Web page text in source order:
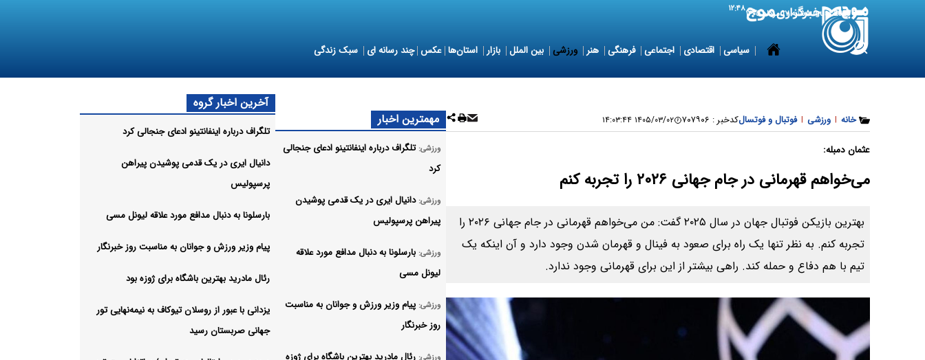
8 August 2026 شنبه ۱۷ مرداد ۱۴۰۵ ۱۲:۴۸
سیاسی اقتصادی اجتماعی فرهنگی هنر ورزشی بین الملل بازار استان‌ها عکس چند رسانه ای سبک زندگی
خانه | ورزشی | فوتبال و فوتسالکدخبر : ۷۰۷۹۰۶ ۱۴۰۵/۰۳/۰۲ ۱۴:۰۳:۴۴
عثمان دمبله:
می‌خواهم قهرمانی در جام جهانی ۲۰۲۶ را تجربه کنم
بهترین بازیکن فوتبال جهان در سال ۲۰۲۵ گفت: من می‌خواهم قهرمانی در جام جهانی ۲۰۲۶ را
تجربه کنم. به نظر تنها یک راه برای صعود به فینال و قهرمان شدن وجود دارد و آن اینکه یک
تیم با هم دفاع و حمله کند. راهی بیشتر از این برای قهرمانی وجود ندارد.
مهمترین اخبار
ورزشی: تلگراف درباره اینفانتینو ادعای جنجالی
کرد
ورزشی: دانیال ایری در یک قدمی پوشیدن
پیراهن پرسپولیس
ورزشی: بارسلونا به دنبال مدافع مورد علاقه
لیونل مسی
ورزشی: پیام وزیر ورزش و جوانان به مناسبت
روز خبرنگار
ورزشی: رئال مادرید بهترین باشگاه برای ژوزه
آخرین اخبار گروه
تلگراف درباره اینفانتینو ادعای جنجالی کرد
دانیال ایری در یک قدمی پوشیدن پیراهن
پرسپولیس
بارسلونا به دنبال مدافع مورد علاقه لیونل مسی
پیام وزیر ورزش و جوانان به مناسبت روز خبرنگار
رئال مادرید بهترین باشگاه برای ژوزه بود
یزدانی با عبور از روسلان تیوکاف به نیمه‌نهایی تور
جهانی صربستان رسید